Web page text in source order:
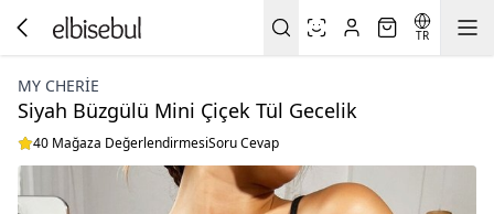
TR
MY CHERIE
Siyah Büzgülü Mini Çiçek Tül Gecelik
40 Mağaza DeğerlendirmesiSoru Cevap